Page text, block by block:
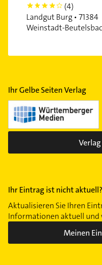
4
(4)
Landgut Burg • 71384
Weinstadt-
Ihr Gelbe Seiten Verlag
Ihr Eintrag ist nicht aktuell?
Aktualisieren Sie Ihren
Informationen aktuell und
Meinen